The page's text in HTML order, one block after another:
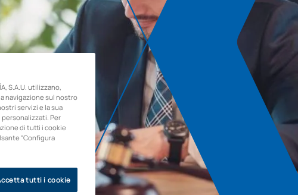
S.A.U. utilizzano,
navigazione sul nostro
servizi e la sua
Per
di tutti i cookie
"Configura
tutti i cookie